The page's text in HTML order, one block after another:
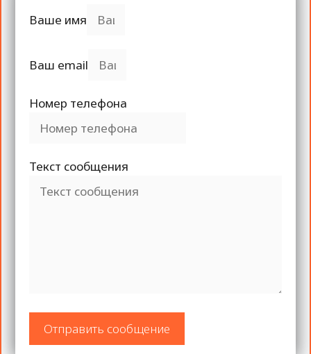
Ваше имя
Ваш email
Номер телефона
Текст сообщения
Отправить сообщение